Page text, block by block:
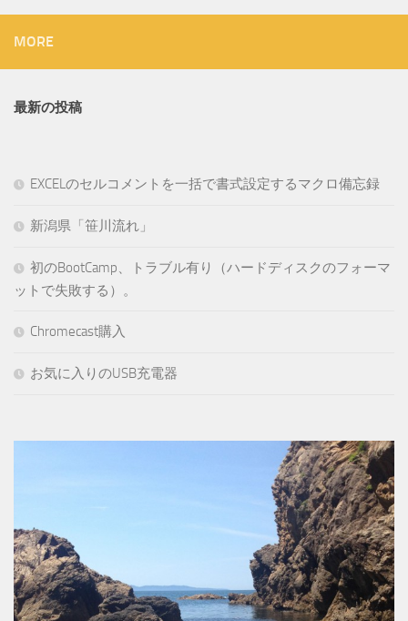
MORE
最新の投稿
EXCELのセルコメントを一括で書式設定するマクロ備忘録
新潟県「笹川流れ」
初のBootCamp、トラブル有り（ハードディスクのフォーマ
ットで失敗する）。
Chromecast購入
お気に入りのUSB充電器